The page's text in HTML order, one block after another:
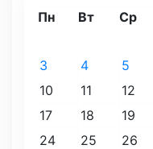
Пн Вт Ср
3
4 5
10
11 12
17
18 19
24
25 26